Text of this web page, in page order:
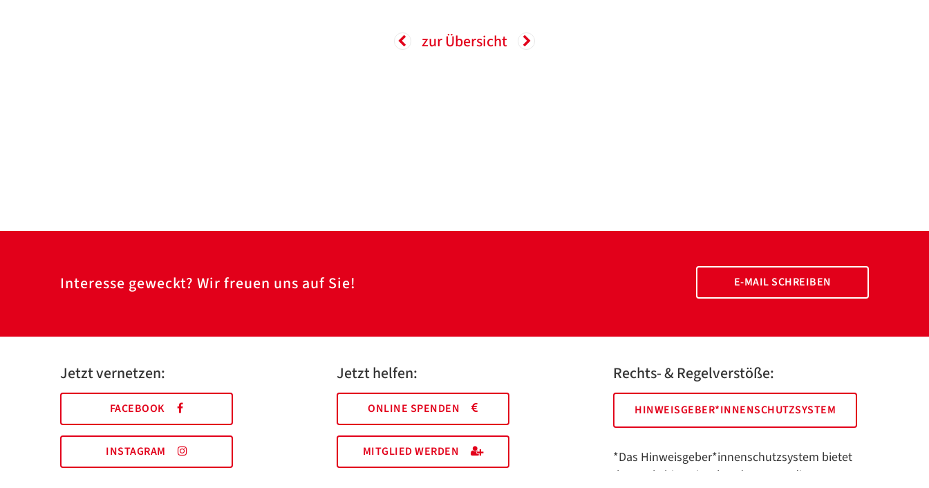
zur Übersicht
Interesse geweckt? Wir freuen uns auf Sie! E-MAIL SCHREIBEN
Jetzt vernetzen:
FACEBOOK
INSTAGRAM
Jetzt helfen:
ONLINE SPENDEN
MITGLIED WERDEN
Rechts- & Regelverstöße:
HINWEISGEBER*INNENSCHUTZSYSTEM
*Das Hinweisgeber*innenschutzsystem bietet
Ihnen als hinweisgebende Person die